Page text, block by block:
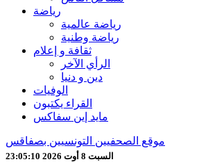
رياضة
رياضة عالمية
رياضة وطنية
ثقافة و إعلام
الرأي الآخر
دين و دنيا
الوفيات
القراء يكتبون
مايد إين سفاكس
موقع الصحفيين التونسيين بصفاقس
السبت 8 أوت 2026 23:05:12